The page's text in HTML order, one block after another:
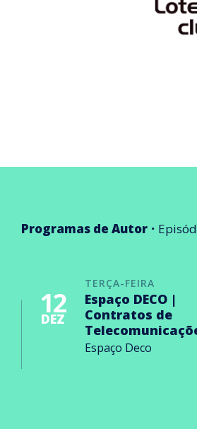
Programas de Autor
TERÇA-FEIRA
12
DEZ
Espaço DECO |
Contratos de
Espaço Deco